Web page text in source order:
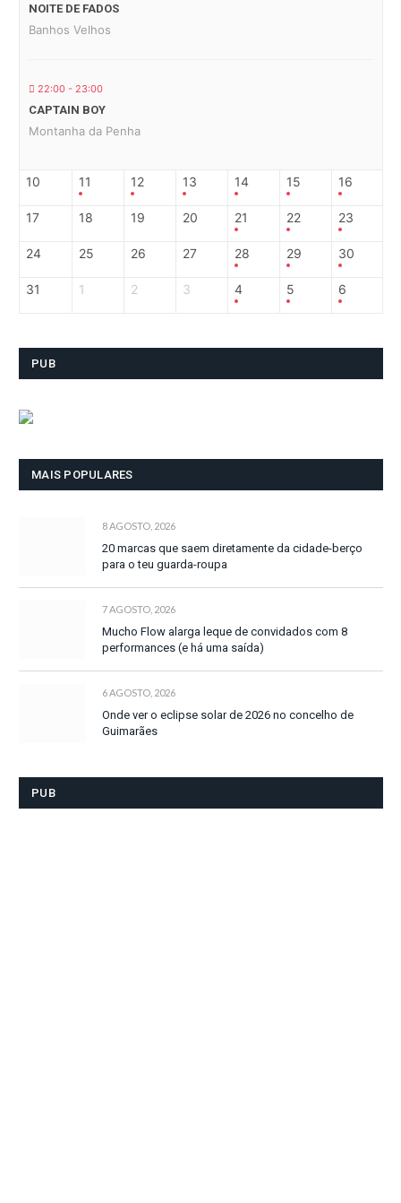
NOITE DE FADOS
Banhos Velhos
22:00 - 23:00
CAPTAIN BOY
Montanha da Penha
10 11 12 13 14 15 16
17 18 19 20 21 22 23
24 25 26 27 28 29 30
31 1 2 3 4 5 6
PUB
MAIS POPULARES
8 AGOSTO, 2026
20 marcas que saem diretamente da cidade-berço
para o teu guarda-roupa
7 AGOSTO, 2026
Mucho Flow alarga leque de convidados com 8
performances (e há uma saída)
6 AGOSTO, 2026
Onde ver o eclipse solar de 2026 no concelho de
Guimarães
PUB